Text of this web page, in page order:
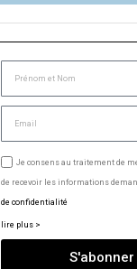
Je consens au traitement de
de recevoir les informations
de confidentialité
lire plus >
S'abonner